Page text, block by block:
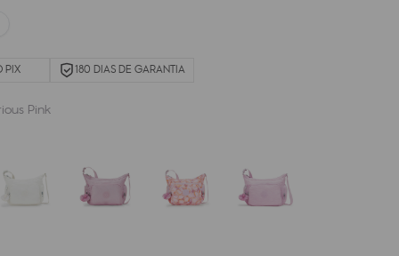
PIX 180 DIAS DE GARANTIA
Pink